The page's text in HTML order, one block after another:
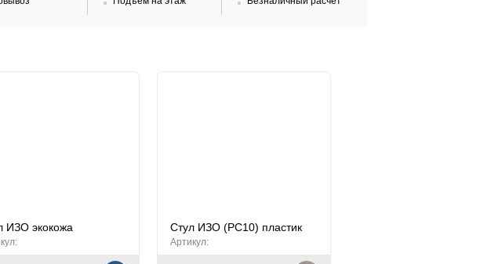
ИЗО экокожа Стул ИЗО (РС10) пластик
Артикул: